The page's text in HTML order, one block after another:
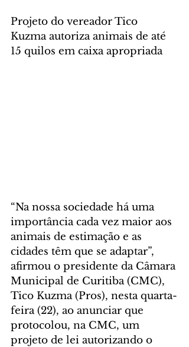
Projeto do vereador Tico
Kuzma autoriza animais de até
15 quilos em caixa apropriada
“Na nossa sociedade há uma
importância cada vez maior aos
animais de estimação e as
cidades têm que se adaptar”,
afirmou o presidente da Câmara
Municipal de Curitiba (CMC),
Tico Kuzma (Pros), nesta quarta-
feira (22), ao anunciar que
protocolou, na CMC, um
projeto de lei autorizando o